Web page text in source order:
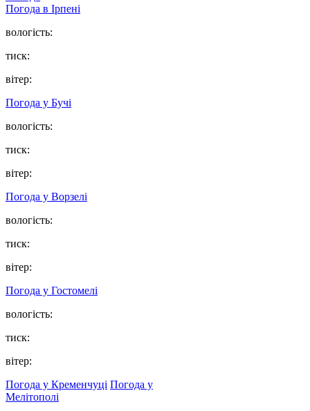
Погода в Ірпені
вологість:
тиск:
вітер:
Погода у Бучі
вологість:
тиск:
вітер:
Погода у Ворзелі
вологість:
тиск:
вітер:
Погода у Гостомелі
вологість:
тиск:
вітер:
Погода у Кременчуці Погода у
Мелітополі